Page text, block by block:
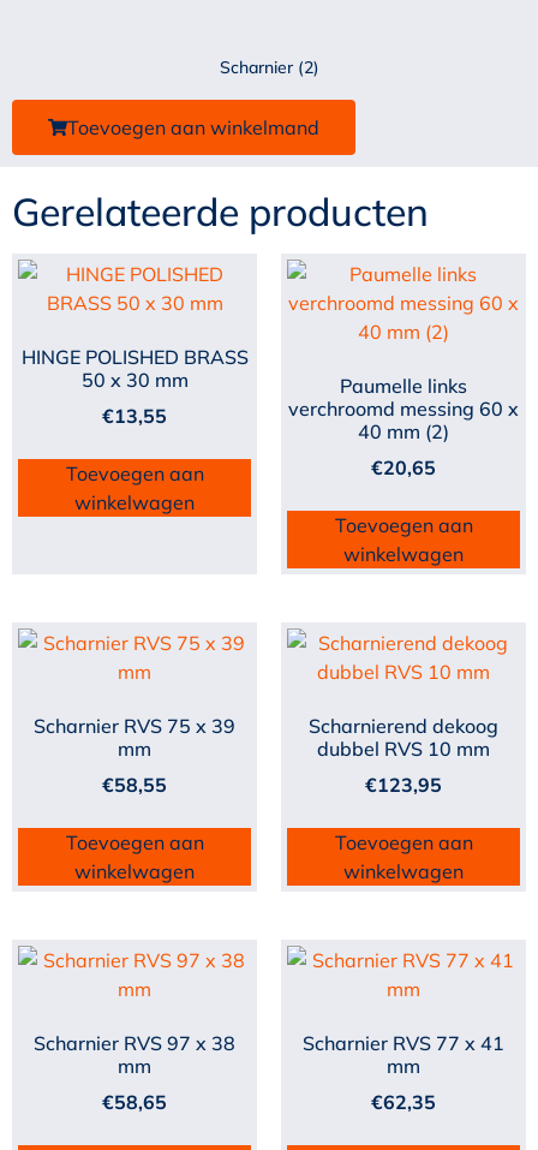
Scharnier (2)
Toevoegen aan winkelmand
Gerelateerde producten
HINGE POLISHED BRASS
50 x 30 mm
€13,55
Toevoegen aan
winkelwagen
Paumelle links
verchroomd messing 60 x
40 mm (2)
€20,65
Toevoegen aan
winkelwagen
Scharnier RVS 75 x 39
mm
€58,55
Toevoegen aan
winkelwagen
Scharnierend dekoog
dubbel RVS 10 mm
€123,95
Toevoegen aan
winkelwagen
Scharnier RVS 97 x 38
mm
€58,65
Scharnier RVS 77 x 41
mm
€62,35